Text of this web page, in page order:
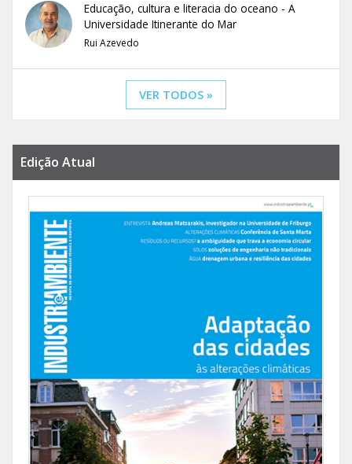
Educação, cultura e literacia do oceano - A
Universidade Itinerante do Mar
Rui Azevedo
VER TODOS »
Edição Atual